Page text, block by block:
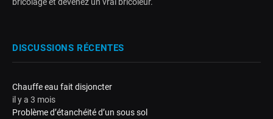
DISCUSSIONS RÉCENTES
Chauffe eau fait disjoncter
il y a 3 mois
Problème d’étanchéité d’un sous sol